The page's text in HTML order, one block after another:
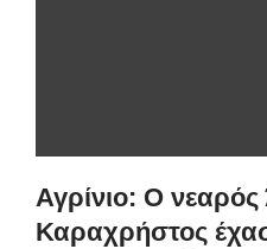
Αγρίνιο: Ο
Καραχρήστος